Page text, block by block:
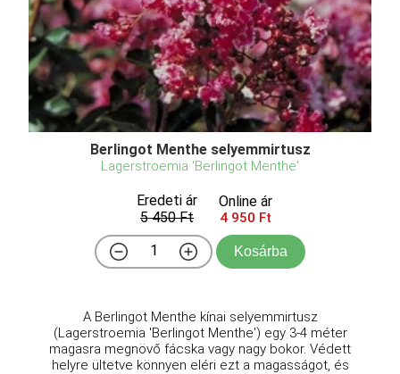
Berlingot Menthe selyemmirtusz
Lagerstroemia 'Berlingot Menthe'
Eredeti ár
5 450 Ft
Online ár
4 950 Ft
Kosárba
A Berlingot Menthe kínai selyemmirtusz
(Lagerstroemia 'Berlingot Menthe') egy 3-4 méter
magasra megnövő fácska vagy nagy bokor. Védett
helyre ültetve könnyen eléri ezt a magasságot, és